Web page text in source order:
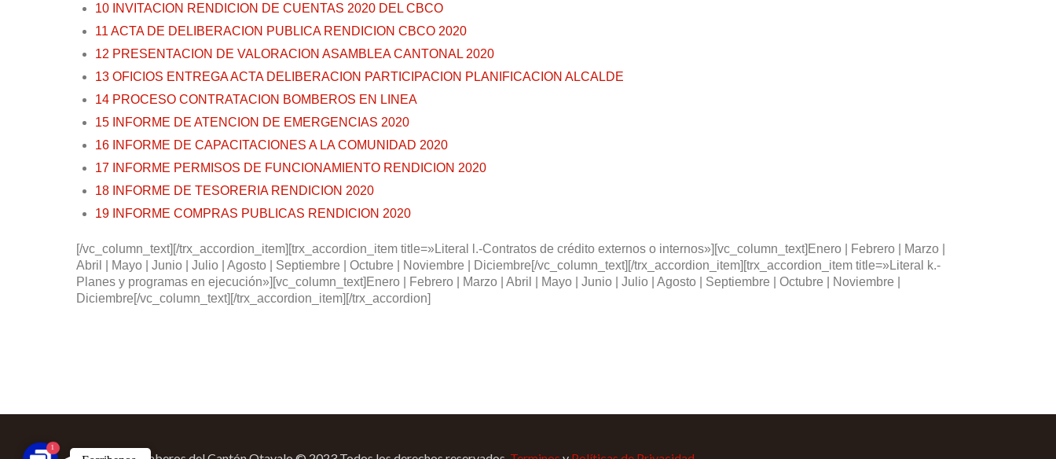
10 INVITACION RENDICION DE CUENTAS 2020 DEL CBCO
11 ACTA DE DELIBERACION PUBLICA RENDICION CBCO 2020
12 PRESENTACION DE VALORACION ASAMBLEA CANTONAL 2020
13 OFICIOS ENTREGA ACTA DELIBERACION PARTICIPACION PLANIFICACION ALCALDE
14 PROCESO CONTRATACION BOMBEROS EN LINEA
15 INFORME DE ATENCION DE EMERGENCIAS 2020
16 INFORME DE CAPACITACIONES A LA COMUNIDAD 2020
17 INFORME PERMISOS DE FUNCIONAMIENTO RENDICION 2020
18 INFORME DE TESORERIA RENDICION 2020
19 INFORME COMPRAS PUBLICAS RENDICION 2020
[/vc_column_text][/trx_accordion_item][trx_accordion_item title=»Literal l.-Contratos de crédito externos o internos»][vc_column_text]Enero | Febrero | Marzo |
Abril | Mayo | Junio | Julio | Agosto | Septiembre | Octubre | Noviembre | Diciembre[/vc_column_text][/trx_accordion_item][trx_accordion_item title=»Literal k.-
Planes y programas en ejecución»][vc_column_text]Enero | Febrero | Marzo | Abril | Mayo | Junio | Julio | Agosto | Septiembre | Octubre | Noviembre |
Diciembre[/vc_column_text][/trx_accordion_item][/trx_accordion]
1